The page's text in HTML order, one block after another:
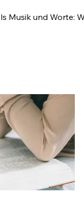
Musik und Worte: